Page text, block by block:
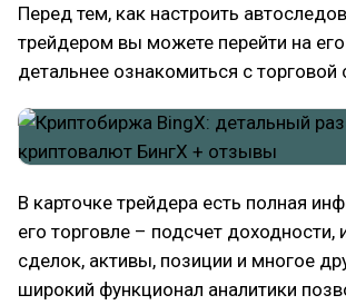
Перед тем, как настроить
трейдером вы можете перейти на его
детальнее ознакомиться с торговой
В карточке трейдера есть полная
его торговле – подсчет доходности,
сделок, активы, позиции и многое
широкий функционал аналитики